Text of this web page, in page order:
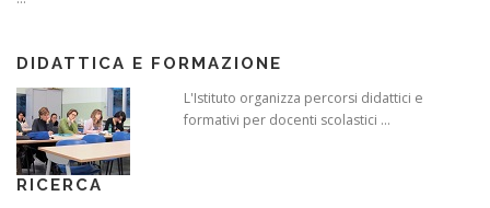
DIDATTICA E FORMAZIONE
L'Istituto organizza percorsi didattici e
formativi per docenti scolastici ...
RICERCA